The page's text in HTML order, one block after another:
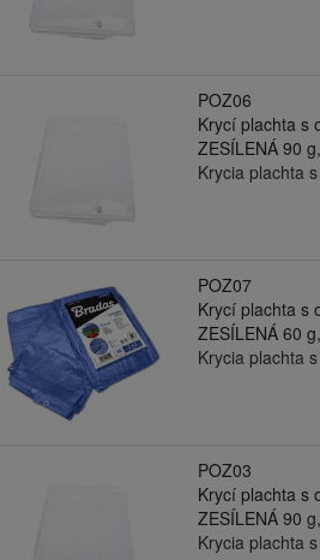
POZ06
Krycí plachta s
ZESÍLENÁ 90
Krycia plachta
POZ07
Krycí plachta s
ZESÍLENÁ 60
Krycia plachta
POZ03
Krycí plachta s
ZESÍLENÁ 90
Krycia plachta